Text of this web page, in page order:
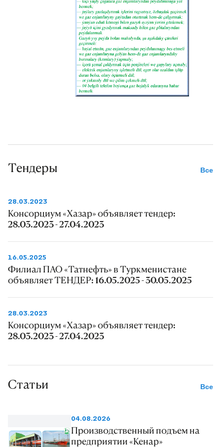
Тендеры Все
28.03.2023
Консорциум «Хазар» объявляет тендер:
28.03.2023 - 27.04.2023
16.05.2025
Филиал ПАО «Татнефть» в Туркменистане
объявляет ТЕНДЕР: 16.05.2025 - 30.05.2025
28.03.2023
Консорциум «Хазар» объявляет тендер:
28.03.2023 - 27.04.2023
Статьи Все
04.08.2026
Производственный подъем на
предприятии «Кенар»